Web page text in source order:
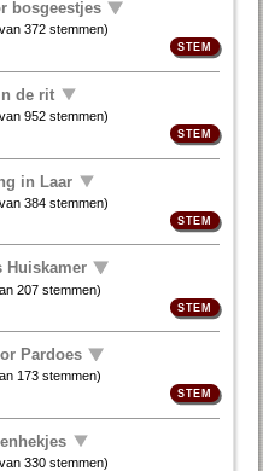
bosgeestjes
372 stemmen)
de rit
952 stemmen)
in Laar
384 stemmen)
Huiskamer
207 stemmen)
Pardoes
173 stemmen)
330 stemmen)